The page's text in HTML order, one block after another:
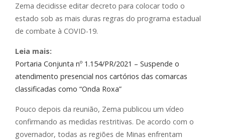
Zema decidisse editar decreto para colocar todo o
estado sob as mais duras regras do programa estadual
de combate à COVID-19.
Leia mais:
Portaria Conjunta nº 1.154/PR/2021 – Suspende o
atendimento presencial nos cartórios das comarcas
classificadas como “Onda Roxa”
Pouco depois da reunião, Zema publicou um vídeo
confirmando as medidas restritivas. De acordo com o
governador, todas as regiões de Minas enfrentam